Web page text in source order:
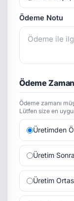
Ödeme Notu
Ödeme
Ödeme zamanı
Lütfen size en
Üretimden
Üretim
Üretim